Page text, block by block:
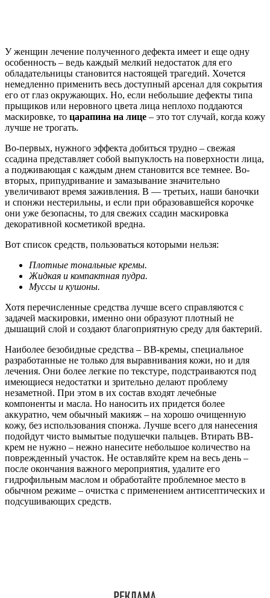
У женщин лечение полученного дефекта имеет и еще одну
особенность – ведь каждый мелкий недостаток для его
обладательницы становится настоящей трагедий. Хочется
немедленно применить весь доступный арсенал для сокрытия
его от глаз окружающих. Но, если небольшие дефекты типа
прыщиков или неровного цвета лица неплохо поддаются
маскировке, то царапина на лице – это тот случай, когда кожу
лучше не трогать.
Во-первых, нужного эффекта добиться трудно – свежая
ссадина представляет собой выпуклость на поверхности лица,
а подживающая с каждым днем становится все темнее. Во-
вторых, припудривание и замазывание значительно
увеличивают время заживления. В — третьих, наши баночки
и спонжи нестерильны, и если при образовавшейся корочке
они уже безопасны, то для свежих ссадин маскировка
декоративной косметикой вредна.
Вот список средств, пользоваться которыми нельзя:
Плотные тональные кремы.
Жидкая и компактная пудра.
Муссы и кушоны.
Хотя перечисленные средства лучше всего справляются с
задачей маскировки, именно они образуют плотный не
дышащий слой и создают благоприятную среду для бактерий.
Наиболее безобидные средства – BB-кремы, специальное
разработанные не только для выравнивания кожи, но и для
лечения. Они более легкие по текстуре, подстраиваются под
имеющиеся недостатки и зрительно делают проблему
незаметной. При этом в их состав входят лечебные
компоненты и масла. Но наносить их придется более
аккуратно, чем обычный макияж – на хорошо очищенную
кожу, без использования спонжа. Лучше всего для нанесения
подойдут чисто вымытые подушечки пальцев. Втирать BB-
крем не нужно – нежно нанесите небольшое количество на
поврежденный участок. Не оставляйте крем на весь день –
после окончания важного мероприятия, удалите его
гидрофильным маслом и обработайте проблемное место в
обычном режиме – очистка с применением антисептических и
подсушивающих средств.